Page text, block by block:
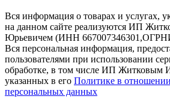
Вся информация о товарах и услугах,
на данном сайте реализуются ИП
Юрьевичем (ИНН
Вся персональная информация,
пользователями при использовании
обработке, в том числе ИП Житковым
указанных в его Политике в
персональных данных